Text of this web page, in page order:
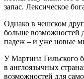
запас. Лексическое
Однако в чешском
больше возможностей
падеж – и уже новые
У Мартина Гильского
в англоязычных
возможностей для